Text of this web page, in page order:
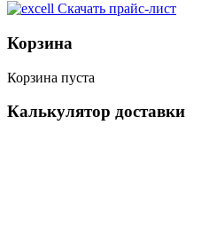
Скачать прайс-лист
Корзина
Корзина пуста
Калькулятор доставки